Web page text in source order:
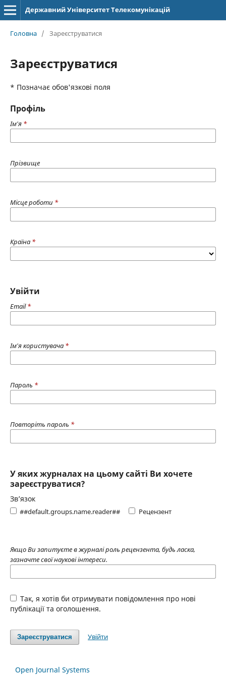
Державний Університет Телекомунікацій
Головна / Зареєструватися
Зареєструватися
* Позначає обов'язкові поля
Профіль
Ім'я *
Прізвище
Місце роботи *
Країна *
Увійти
Email*
Ім'я користувача *
Пароль *
Повторіть пароль *
У яких журналах на цьому сайті Ви хочете
зареєструватися?
Зв’язок
##default.groups.name.reader## Рецензент
Якщо Ви запитуєте в журналі роль рецензента, будь ласка,
зазначте свої наукові інтереси.
Так, я хотів би отримувати повідомлення про нові
публікації та оголошення.
Зареєструватися Увійти
Open Journal Systems